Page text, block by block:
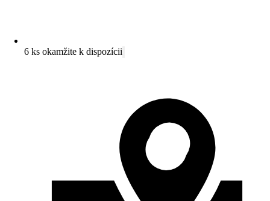
6 ks okamžite k dispozícii